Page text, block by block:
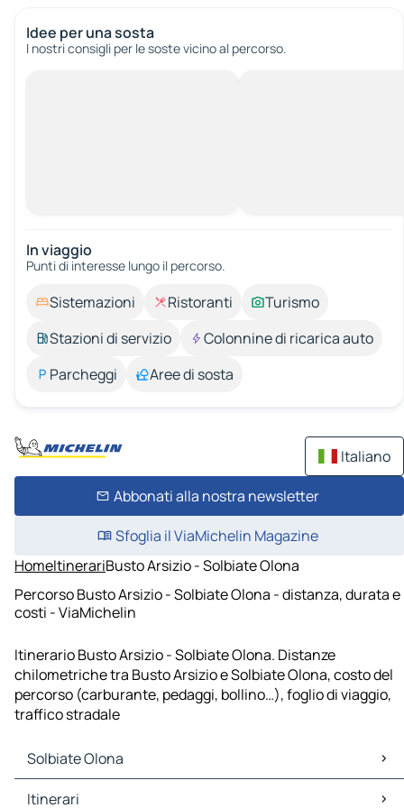
Idee per una sosta
I nostri consigli per le soste vicino al percorso.
In viaggio
Punti di interesse lungo il percorso.
Sistemazioni Ristoranti
Turismo
Stazioni di servizio
Colonnine di ricarica auto
Parcheggi
Aree di sosta
Italiano
Abbonati alla nostra newsletter
Sfoglia il ViaMichelin Magazine
HomeItinerariBusto Arsizio - Solbiate Olona
Percorso Busto Arsizio - Solbiate Olona - distanza, durata e
costi - ViaMichelin
Itinerario Busto Arsizio - Solbiate Olona. Distanze
chilometriche tra Busto Arsizio e Solbiate Olona, costo del
percorso (carburante, pedaggi, bollino…), foglio di viaggio,
traffico stradale
Solbiate Olona
Solbiate Olona Mappe Piantine
Itinerari